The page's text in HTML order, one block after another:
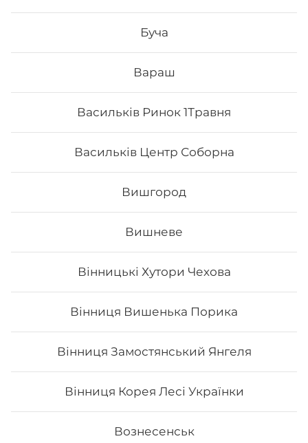
Буча
Вараш
Васильків Ринок 1Травня
Васильків Центр Соборна
Вишгород
Вишневе
Вінницькі Хутори Чехова
Вінниця Вишенька Порика
Вінниця Замостянський Янгеля
Вінниця Корея Лесі Українки
Вознесенськ
Макі з огірком
Вага: 115 г Склад: норі, рис, огірок, кунжут
₴